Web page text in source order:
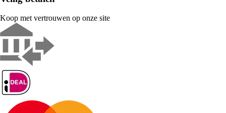
Koop met vertrouwen op onze site